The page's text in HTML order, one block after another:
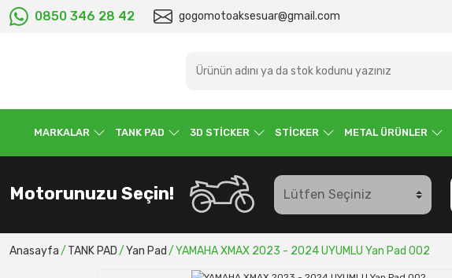
0850 346 28 42 gogomotoaksesuar@gmail.com
MARKALAR TANK PAD 3D STİCKER STİCKER METAL ÜRÜNLER
Motorunuzu Seçin!
Anasayfa TANK PAD Yan Pad YAMAHA XMAX 2023 - 2024 UYUMLU Yan Pad 002